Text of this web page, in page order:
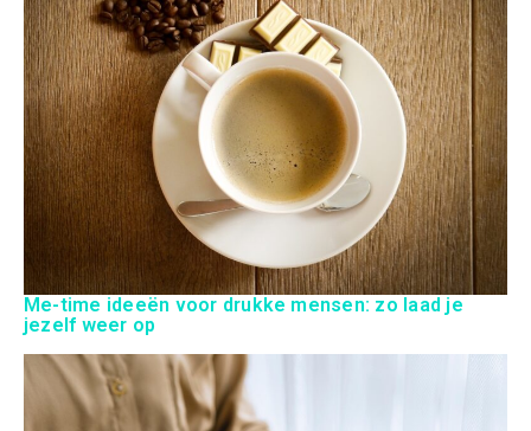
Me-time ideeën voor drukke mensen: zo laad je
jezelf weer op